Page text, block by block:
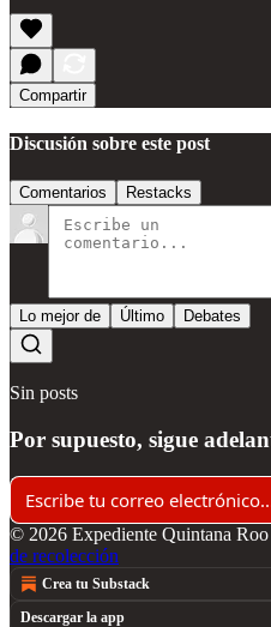
Compartir
Discusión sobre este post
Comentarios Restacks
Lo mejor de Último Debates
Sin posts
Por supuesto, sigue
© 2026 Expediente Quintana Roo
de recolección
Crea tu Substack
Descargar la app